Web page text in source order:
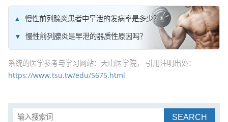
慢性前列腺炎患者中早泄的发病率是多少？
慢性前列腺炎是早泄的器质性原因吗？
系统的医学参考与学习网站：天山医学院， 引用注明出处：
https://www.tsu.tw/edu/5675.html
SEARCH